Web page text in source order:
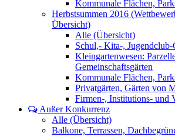
Kommunale Flächen,
Herbstsummen 2016
Übersicht)
Alle (Übersicht)
Schul,- Kita-, Jugendclub-
Kleingartenwesen:
Gemeinschaftsgärten
Kommunale Flächen,
Privatgärten, Gärten von
Firmen-, Institutions- und
Außer Konkurrenz
Alle (Übersicht)
Balkone, Terrassen,